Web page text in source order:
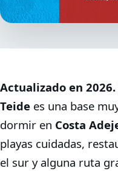
Actualizado en 2026.
Teide es una base
dormir en Costa
playas cuidadas,
el sur y alguna ruta